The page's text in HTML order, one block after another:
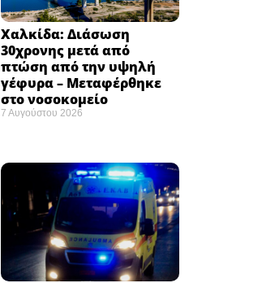
Χαλκίδα: Διάσωση
30χρονης μετά από
πτώση από την υψηλή
γέφυρα – Μεταφέρθηκε
στο νοσοκομείο ​
7 Αυγούστου 2026